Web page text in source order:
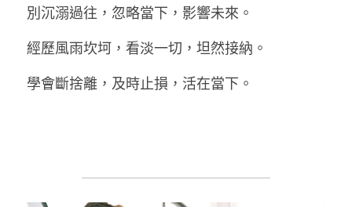
別沉溺過往，忽略當下，影響未來。
經歷風雨坎坷，看淡一切，坦然接納。
學會斷捨離，及時止損，活在當下。